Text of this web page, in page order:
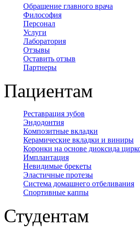
Обращение главного врача
Философия
Персонал
Услуги
Лаборатория
Отзывы
Оставить отзыв
Партнеры
Пациентам
Реставрация зубов
Эндодонтия
Композитные вкладки
Керамические вкладки и виниры
Коронки на основе диоксида
Имплантация
Невидимые брекеты
Эластичные протезы
Система домашнего отбеливания
Спортивные каппы
Студентам